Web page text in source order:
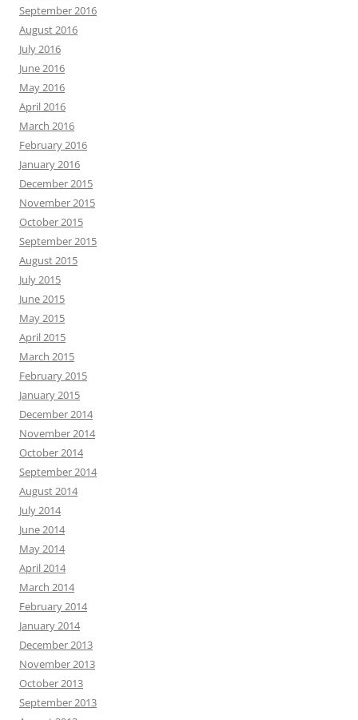
September 2016
August 2016
July 2016
June 2016
May 2016
April 2016
March 2016
February 2016
January 2016
December 2015
November 2015
October 2015
September 2015
August 2015
July 2015
June 2015
May 2015
April 2015
March 2015
February 2015
January 2015
December 2014
November 2014
October 2014
September 2014
August 2014
July 2014
June 2014
May 2014
April 2014
March 2014
February 2014
January 2014
December 2013
November 2013
October 2013
September 2013